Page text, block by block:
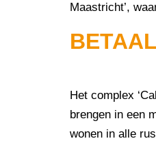
Maastricht’,
Het complex
brengen in een
wonen in alle